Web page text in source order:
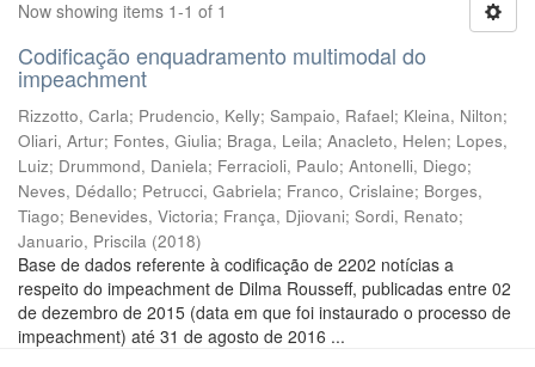
Now showing items 1-1 of 1
Codificação enquadramento multimodal do
impeachment
Rizzotto, Carla; Prudencio, Kelly; Sampaio, Rafael; Kleina, Nilton;
Oliari, Artur; Fontes, Giulia; Braga, Leila; Anacleto, Helen; Lopes,
Luiz; Drummond, Daniela; Ferracioli, Paulo; Antonelli, Diego;
Neves, Dédallo; Petrucci, Gabriela; Franco, Crislaine; Borges,
Tiago; Benevides, Victoria; França, Djiovani; Sordi, Renato;
Januario, Priscila (2018)
Base de dados referente à codificação de 2202 notícias a
respeito do impeachment de Dilma Rousseff, publicadas entre 02
de dezembro de 2015 (data em que foi instaurado o processo de
impeachment) até 31 de agosto de 2016 ...